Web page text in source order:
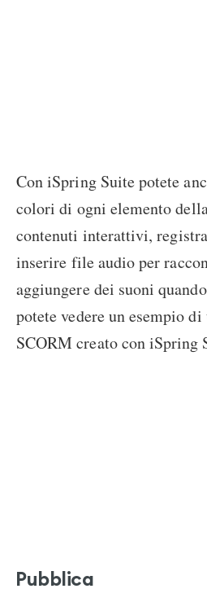
Con iSpring Suite potete
colori di ogni elemento
contenuti interattivi,
inserire file audio per
aggiungere dei suoni
potete vedere un esempio
SCORM creato con iSpring
Pubblica